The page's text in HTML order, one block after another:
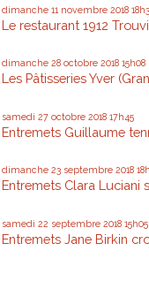
dimanche 11 novembre 2018
Le restaurant 1912
dimanche 28 octobre 2018 15h08
Les Pâtisseries Yver
samedi 27 octobre 2018 17h45
Entremets Guillaume
dimanche 23 septembre 2018
Entremets Clara Luciani
samedi 22 septembre 2018 15h05
Entremets Jane Birkin